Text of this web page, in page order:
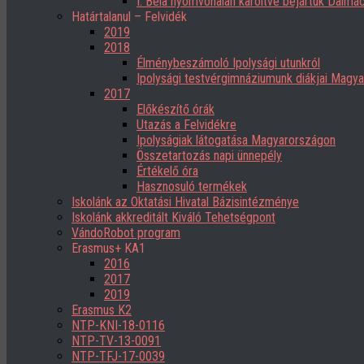
Határtalanul – Felvidék
2019
2018
Élménybeszámoló Ipolysági utunkról
Ipolysági testvérgimnáziumunk diákjai
2017
Előkészítő órák
Utazás a Felvidékre
Ipolyságiak látogatása Magyarországon
Összetartozás napi ünnepély
Értékelő óra
Hasznosuló termékek
Iskolánk az Oktatási Hivatal Bázisintézménye
Iskolánk akkreditált Kiváló Tehetségpont
VándoRobot program
Erasmus+ KA1
2016
2017
2019
Erasmus K2
NTP-KNI-18-0116
NTP-TV-13-0091
NTP-TFJ-17-0039